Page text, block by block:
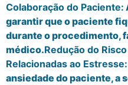
Colaboração do Paciente:
garantir que o paciente
durante o procedimento,
médico.Redução do
Relacionadas ao Estresse:
ansiedade do paciente, a